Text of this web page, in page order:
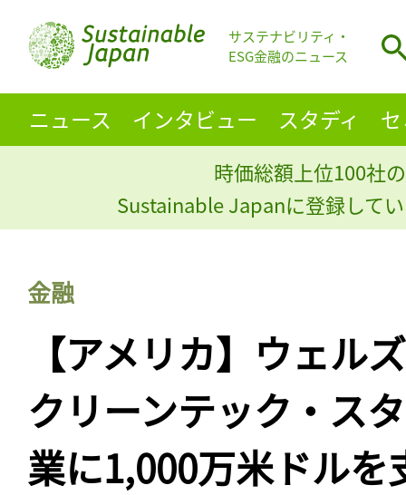
サステナビリティ・
ESG金融のニュース
ニュース インタビュー スタディ
時価総額上位100社
Sustainable Japanに登録して
金融
【アメリカ】ウェル
クリーンテック・ス
業に1,000万米ドルを